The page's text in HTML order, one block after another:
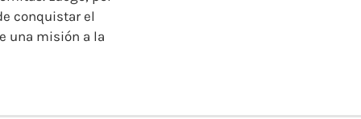
conquistar el
una misión a la